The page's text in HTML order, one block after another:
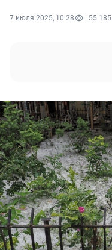
7 июля 2025, 10:28 55 185